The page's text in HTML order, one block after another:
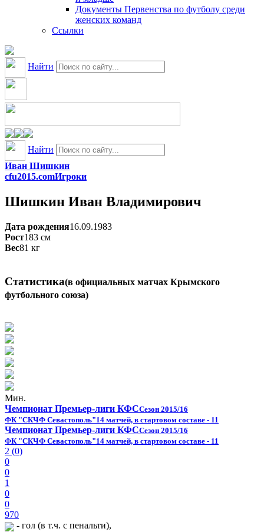
Документы Первенства по футболу среди
женских команд
Ссылки
Найти
Найти
Иван Шишкин
cfu2015.comИгроки
Шишкин Иван Владимирович
Дата рождения16.09.1983
Рост183 см
Вес81 кг
Статистика(в официальных матчах Крымского
футбольного союза)
Мин.
Чемпионат Премьер-лиги КФССезон 2015/16
ФК "СКЧФ Севастополь"14 матчей, в стартовом составе - 11
Чемпионат Премьер-лиги КФССезон 2015/16
ФК "СКЧФ Севастополь"14 матчей, в стартовом составе - 11
2 (0)
0
0
1
0
0
970
- гол (в т.ч. с пенальти),